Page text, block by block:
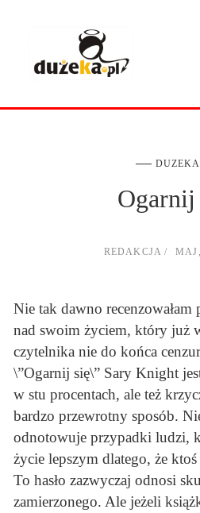
DUZEKA
Ogarnij
REDAKCJA
Nie tak dawno
nad swoim życiem, który już
czytelnika nie do końca
\”Ogarnij się\” Sary Knight
w stu procentach, ale też
bardzo przewrotny sposób.
odnotowuje przypadki ludzi,
życie lepszym dlatego, że ktoś
To hasło zazwyczaj odnosi
zamierzonego. Ale jeżeli